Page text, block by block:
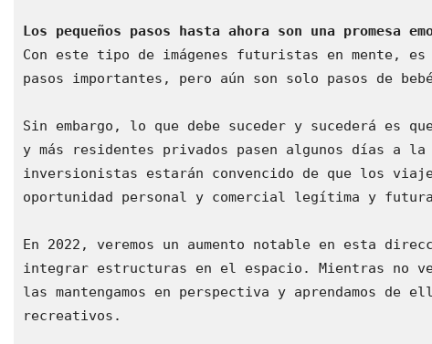
Los pequeños pasos hasta ahora son una promesa
Con este tipo de imágenes futuristas en mente,
pasos importantes, pero aún son solo pasos de
Sin embargo, lo que debe suceder y sucederá es
y más residentes privados pasen algunos días a
inversionistas estarán convencido de que los
oportunidad personal y comercial legítima y
En 2022, veremos un aumento notable en esta
integrar estructuras en el espacio. Mientras no
las mantengamos en perspectiva y aprendamos
recreativos.